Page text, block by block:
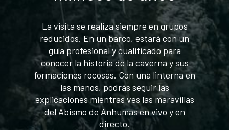
La visita se realiza siempre en grupos
reducidos. En un barco, estará con un
guía profesional y cualificado para
conocer la historia de la caverna y sus
formaciones rocosas. Con una linterna en
las manos, podrás seguir las
explicaciones mientras ves las maravillas
del Abismo de Anhumas en vivo y en
directo.